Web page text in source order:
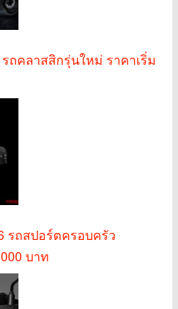
ถคลาสสิกรุ่นใหม่ ราคาเริ่ม
รถสปอร์ตครอบครัว
บาท